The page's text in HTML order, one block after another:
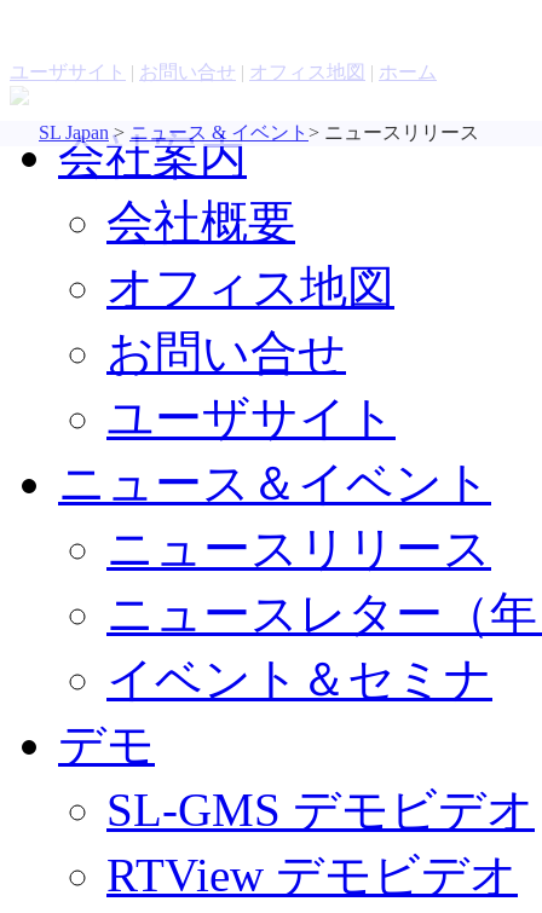
ユーザサイト | お問い合せ | オフィス地図 | ホーム
会社案内
会社概要
オフィス地図
お問い合せ
ユーザサイト
ニュース＆イベント
ニュースリリース
ニュースレター（
イベント＆セミナ
デモ
SL-GMS デモビデオ
RTView デモビデオ
SL Japan > ニュース & イベント > ニュースリリース